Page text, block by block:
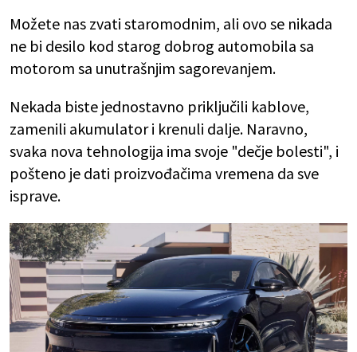
Možete nas zvati staromodnim, ali ovo se nikada
ne bi desilo kod starog dobrog automobila sa
motorom sa unutrašnjim sagorevanjem.
Nekada biste jednostavno priključili kablove,
zamenili akumulator i krenuli dalje. Naravno,
svaka nova tehnologija ima svoje "dečje bolesti", i
pošteno je dati proizvođačima vremena da sve
isprave.